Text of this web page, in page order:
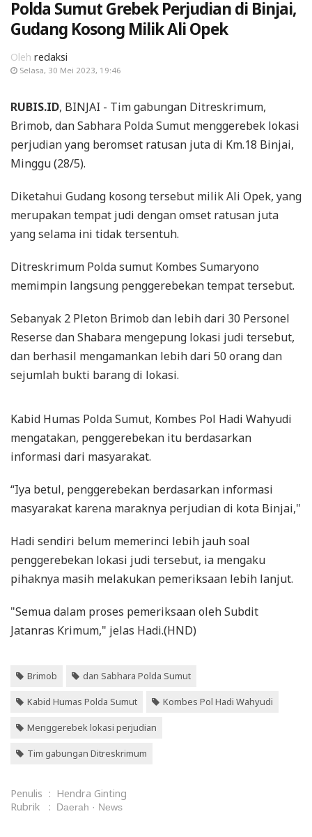
Polda Sumut Grebek Perjudian di Binjai,
Gudang Kosong Milik Ali Opek
Oleh redaksi
Selasa, 30 Mei 2023, 19:46
RUBIS.ID, BINJAI - Tim gabungan Ditreskrimum,
Brimob, dan Sabhara Polda Sumut menggerebek lokasi
perjudian yang beromset ratusan juta di Km.18 Binjai,
Minggu (28/5).
Diketahui Gudang kosong tersebut milik Ali Opek, yang
merupakan tempat judi dengan omset ratusan juta
yang selama ini tidak tersentuh.
Ditreskrimum Polda sumut Kombes Sumaryono
memimpin langsung penggerebekan tempat tersebut.
Sebanyak 2 Pleton Brimob dan lebih dari 30 Personel
Reserse dan Shabara mengepung lokasi judi tersebut,
dan berhasil mengamankan lebih dari 50 orang dan
sejumlah bukti barang di lokasi.
Kabid Humas Polda Sumut, Kombes Pol Hadi Wahyudi
mengatakan, penggerebekan itu berdasarkan
informasi dari masyarakat.
“Iya betul, penggerebekan berdasarkan informasi
masyarakat karena maraknya perjudian di kota Binjai,"
Hadi sendiri belum memerinci lebih jauh soal
penggerebekan lokasi judi tersebut, ia mengaku
pihaknya masih melakukan pemeriksaan lebih lanjut.
"Semua dalam proses pemeriksaan oleh Subdit
Jatanras Krimum," jelas Hadi.(HND)
Brimob dan Sabhara Polda Sumut
Kabid Humas Polda Sumut Kombes Pol Hadi Wahyudi
Menggerebek lokasi perjudian
Tim gabungan Ditreskrimum
Penulis : Hendra Ginting
Rubrik
: Daerah News